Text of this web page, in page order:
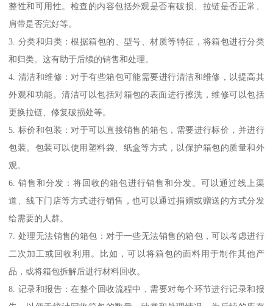
整性和可用性。检查的内容包括外观是否有破损、拉链是否正常、
肩带是否完好等。
3. 分类和归类：根据箱包的、型号、材质等特征，将箱包进行分类
和归类。这有助于后续的销售和处理。
4. 清洁和维修：对于有些箱包可能需要进行清洁和维修，以提高其
外观和功能。清洁可以包括对箱包的表面进行擦洗，维修可以包括
更换拉链、修复破损处等。
5. 标价和包装：对于可以直接销售的箱包，需要进行标价，并进行
包装。包装可以使用塑料袋、纸盒等方式，以保护箱包的质量和外
观。
6. 销售和分发：将回收的箱包进行销售和分发。可以通过线上渠
道、线下门店等方式进行销售，也可以通过捐赠或赠送的方式分发
给需要的人群。
7. 处理无法销售的箱包：对于一些无法销售的箱包，可以考虑进行
二次加工或回收利用。比如，可以将箱包的面料用于制作其他产
品，或将箱包拆解后进行材料回收。
8. 记录和报告：在整个回收流程中，需要对每个环节进行记录和报